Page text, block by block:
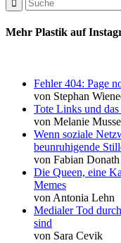
Mehr Plastik auf
Fehler 404: Page
von Stephan
Tote Links und
von Melanie
Wenn soziale
beunruhigende
von Fabian Donath
Die Queen, eine
Memes
von Antonia Lehn
Medialer Tod
sind
von Sara Cevik